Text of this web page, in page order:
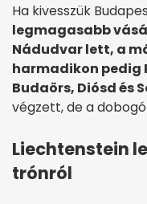
Ha kivesszük
legmagasabb
Nádudvar lett, a
harmadikon pedig
Budaörs, Diósd és
végzett, de a
Liechtenstein
trónról